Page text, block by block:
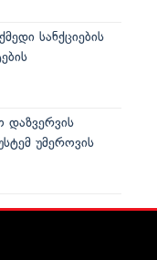
სანქციების
უმეროვის